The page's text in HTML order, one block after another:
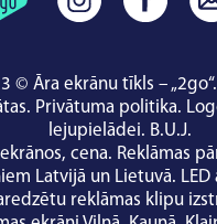
© Āra ekrānu tīkls –
Privātuma politika.
lejupielādei. B.U.J.
cena. Reklāmas
Latvijā un Lietuvā.
reklāmas klipu